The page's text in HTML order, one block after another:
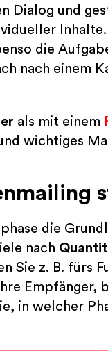
Dialog und
die
nach einem
als mit einem
wichtiges
die
nach
Sie z. B. fürs
Empfänger,
in welcher